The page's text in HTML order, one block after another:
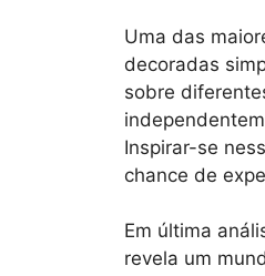
Uma das
decoradas
sobre
Inspirar-se
chance de
Em última
revela um